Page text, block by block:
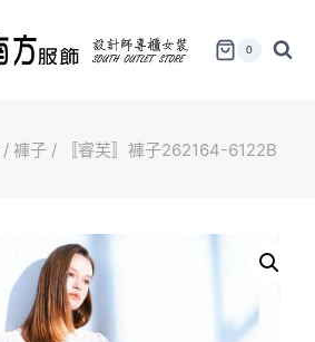
0
/ 褲子 / 〚睿芙〛褲子262164-6122B